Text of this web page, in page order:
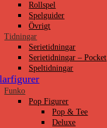
Rollspel
Spelguider
Övrigt
Tidningar
Serietidningar
Serietidningar – Pocket
Speltidningar
Funko
Pop Figurer
Pop & Tee
Deluxe